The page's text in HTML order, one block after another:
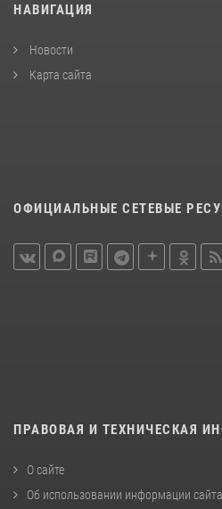
НАВИГАЦИЯ
Новости
Карта сайта
ОФИЦИАЛЬНЫЕ СЕТЕВЫЕ
ПРАВОВАЯ И ТЕХНИЧЕСКАЯ
О сайте
Об использовании информации сайта